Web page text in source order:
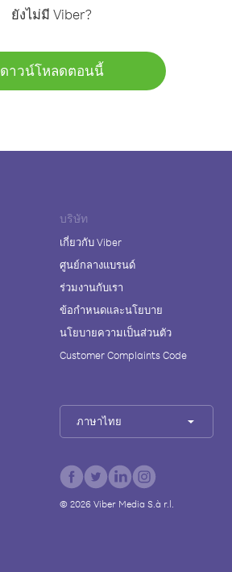
ยังไม่มี Viber?
ดาวน์โหลดตอนนี้
บริษัท
เกี่ยวกับ Viber
ศูนย์กลางแบรนด์
ร่วมงานกับเรา
ข้อกำหนดและนโยบาย
นโยบายความเป็นส่วนตัว
Customer Complaints Code
ภาษาไทย
© 2026Viber Media S.à r.l.